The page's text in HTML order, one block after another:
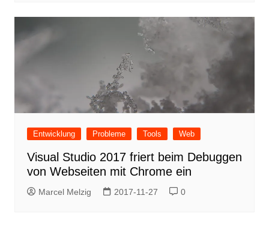
Entwicklung Probleme Tools Web
Visual Studio 2017 friert beim Debuggen
von Webseiten mit Chrome ein
Marcel Melzig 2017-11-27 0